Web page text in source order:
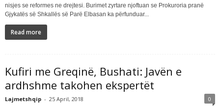
nisjes se reformes ne drejtesi. Burimet zyrtare njoftuan se Prokuroria pranë
Gjykatës së Shkallës së Parë Elbasan ka përfunduar...
Read more
Kufiri me Greqinë, Bushati: Javën e
ardhshme takohen ekspertët
Lajmetshqip - 25 April, 2018 0